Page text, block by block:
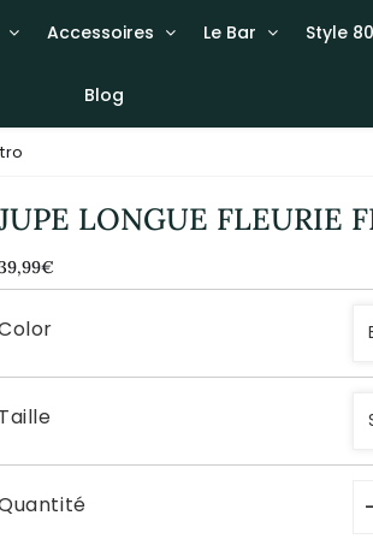
Accessoires Le Bar Style
Blog
LONGUE FLEURIE
Taille